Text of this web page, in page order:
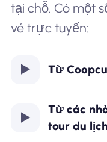
tại chỗ. Có một
vé trực tuyến:
Từ
Từ các
tour du